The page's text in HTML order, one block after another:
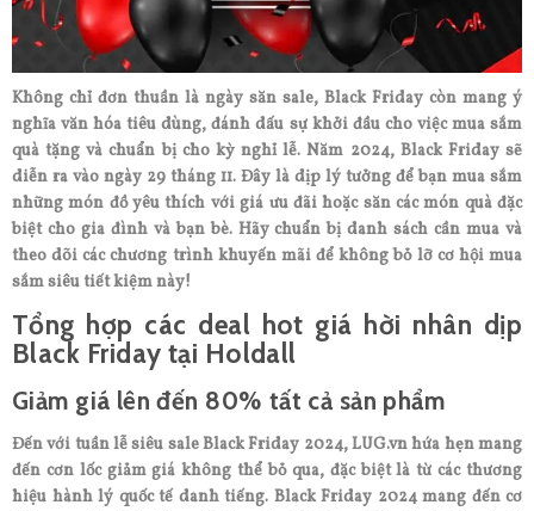
Không chỉ đơn thuần là ngày săn sale, Black Friday còn mang ý
nghĩa văn hóa tiêu dùng, đánh dấu sự khởi đầu cho việc mua sắm
quà tặng và chuẩn bị cho kỳ nghỉ lễ. Năm 2024, Black Friday sẽ
diễn ra vào ngày 29 tháng 11. Đây là dịp lý tưởng để bạn mua sắm
những món đồ yêu thích với giá ưu đãi hoặc săn các món quà đặc
biệt cho gia đình và bạn bè. Hãy chuẩn bị danh sách cần mua và
theo dõi các chương trình khuyến mãi để không bỏ lỡ cơ hội mua
sắm siêu tiết kiệm này!
Tổng hợp các deal hot giá hời nhân dịp
Black Friday tại Holdall
Giảm giá lên đến 80% tất cả sản phẩm
Đến với tuần lễ siêu sale Black Friday 2024, LUG.vn hứa hẹn mang
đến cơn lốc giảm giá không thể bỏ qua, đặc biệt là từ các thương
hiệu hành lý quốc tế danh tiếng. Black Friday 2024 mang đến cơ